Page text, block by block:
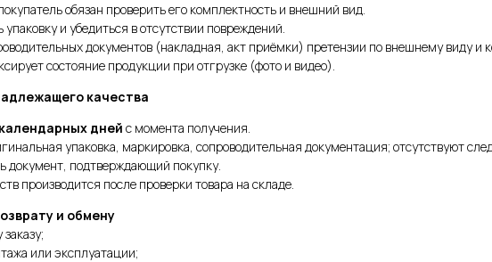
обязан проверить его комплектность и внешний вид.
и убедиться в отсутствии повреждений.
документов (накладная, акт приёмки) претензии по внешнему виду и
состояние продукции при отгрузке (фото и видео).
качества
дней с момента получения.
упаковка, маркировка, сопроводительная документация; отсутствуют
документ, подтверждающий покупку.
производится после проверки товара на складе.
и обмену
или эксплуатации;